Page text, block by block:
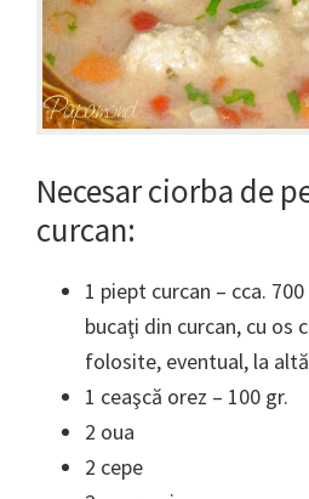
Necesar ciorba de
curcan:
1 piept curcan – cca.
bucaţi din curcan, cu os
folosite, eventual, la
1 ceaşcă orez – 100 gr.
2 oua
2 cepe